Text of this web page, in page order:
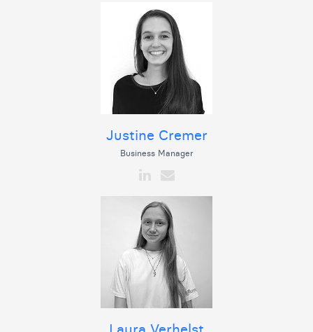
Justine Cremer
Business Manager